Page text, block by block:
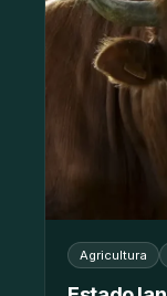
Agricultura